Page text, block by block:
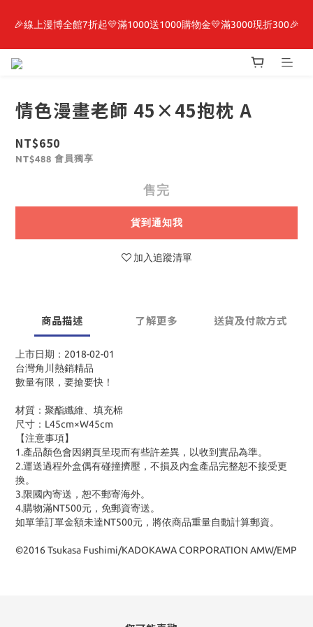
最新開賣🔥「全知讀者視角」 周邊商品
🎉線上漫博全館7折起💛滿1000送1000購物金💛滿3000現折300🎉
【抽籤堂】 影之強者、你又被殺了呢，偵探大人、約會大作戰、
最新開賣🔥「全知讀者視角」 周邊商品
情色漫畫老師 45×45抱枕 A
NT$650
NT$488 會員獨享
售完
貨到通知我
加入追蹤清單
商品描述 了解更多 送貨及付款方式
上市日期：2018-02-01
台灣角川熱銷精品
數量有限，要搶要快！
材質：聚酯纖維、填充棉
尺寸：L45cm×W45cm
【注意事項】
1.產品顏色會因網頁呈現而有些許差異，以收到實品為準。
2.運送過程外盒偶有碰撞擠壓，不損及內盒產品完整恕不接受更
換。
3.限國內寄送，恕不郵寄海外。
4.購物滿NT500元，免郵資寄送。
如單筆訂單金額未達NT500元，將依商品重量自動計算郵資。
©2016 Tsukasa Fushimi/KADOKAWA CORPORATION AMW/EMP